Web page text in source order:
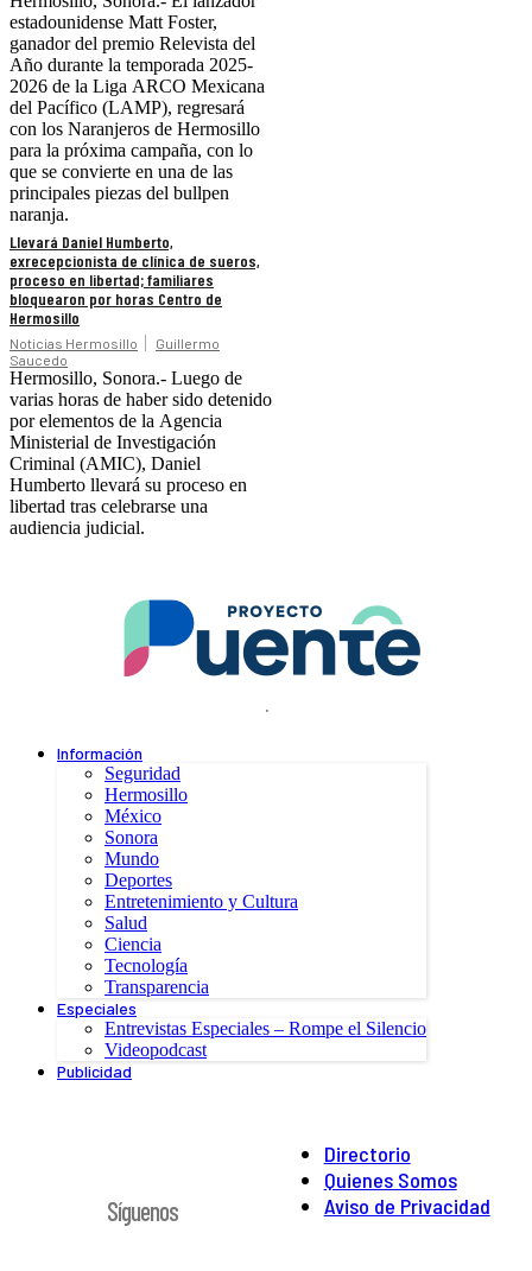
estadounidense Matt Foster,
ganador del premio Relevista del
Año durante la temporada 2025-
2026 de la Liga ARCO Mexicana
del Pacífico (LAMP), regresará
con los Naranjeros de Hermosillo
para la próxima campaña, con lo
que se convierte en una de las
principales piezas del bullpen
naranja.
Llevará Daniel Humberto,
exrecepcionista de clínica de sueros,
proceso en libertad; familiares
bloquearon por horas Centro de
Hermosillo
Noticias Hermosillo
Guillermo
Saucedo
Hermosillo, Sonora.- Luego de
varias horas de haber sido detenido
por elementos de la Agencia
Ministerial de Investigación
Criminal (AMIC), Daniel
Humberto llevará su proceso en
libertad tras celebrarse una
audiencia judicial.
.
Información
Seguridad
Hermosillo
México
Sonora
Mundo
Deportes
Entretenimiento y Cultura
Salud
Ciencia
Tecnología
Transparencia
Especiales
Entrevistas Especiales – Rompe el Silencio
Videopodcast
Publicidad
Directorio
Quienes Somos
Aviso de Privacidad
Síguenos